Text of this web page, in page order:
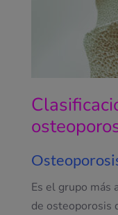
Es el grupo más
de osteoporosis